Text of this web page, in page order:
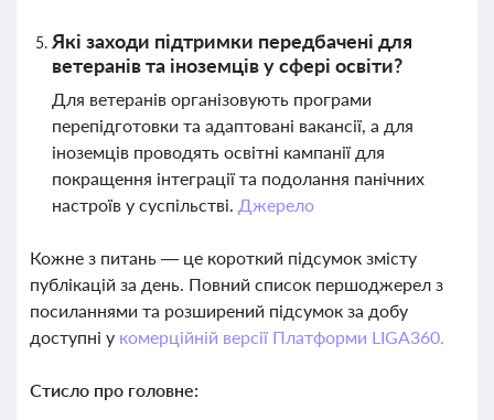
Які заходи підтримки передбачені для
ветеранів та іноземців у сфері освіти?
Для ветеранів організовують програми
перепідготовки та адаптовані вакансії, а для
іноземців проводять освітні кампанії для
покращення інтеграції та подолання панічних
настроїв у суспільстві. Джерело
Кожне з питань — це короткий підсумок змісту
публікацій за день. Повний список першоджерел з
посиланнями та розширений підсумок за добу
доступні у комерційній версії Платформи LIGA360.
Стисло про головне: